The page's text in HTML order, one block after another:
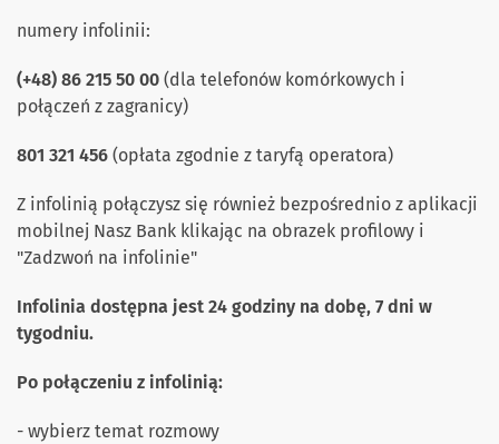
numery infolinii:
(+48) 86 215 50 00 (dla telefonów komórkowych i
połączeń z zagranicy)
801 321 456 (opłata zgodnie z taryfą operatora)
Z infolinią połączysz się również bezpośrednio z aplikacji
mobilnej Nasz Bank klikając na obrazek profilowy i
"Zadzwoń na infolinie"
Infolinia dostępna jest 24 godziny na dobę, 7 dni w
tygodniu.
Po połączeniu z infolinią:
- wybierz temat rozmowy